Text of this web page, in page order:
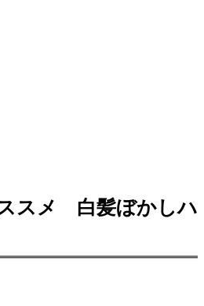
ススメ 白髪ぼかしハ